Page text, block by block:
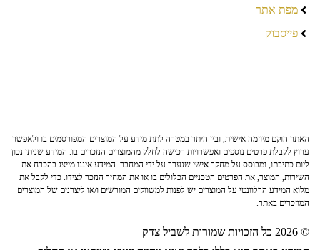
מפת אתר
פייסבוק
האתר הוקם מיוזמה אישית, ובין היתר במטרה לתת מידע על המוצרים המפורסמים בו ולאפשר
ערוץ לקבלת פרטים נוספים ואפשרויות רכישה לחלק מהמוצרים הנזכרים בו. המידע שניתן נכון
ליום כתיבתו, ומבוסס על מחקר אישי שנערך על ידי המחבר. המידע איננו מייצג בהכרח את
השירות, המוצר, את הפרטים הטכניים הכלולים בו או את המחיר הנזכר לצידו. כדי לקבל את
מלוא המידע הרלוונטי על המוצרים יש לפנות למשווקים המורשים ו/או ליצרנים של המוצרים
המוזכרים באתר.
© 2026 כל הזכויות שמורות לשביל צדק